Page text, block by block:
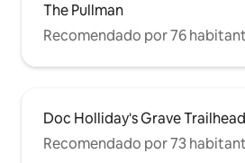
The Pullman
Recomendado por 76
Doc Holliday's Grave Trailhead
Recomendado por 73